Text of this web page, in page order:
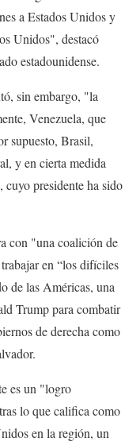
a Estados Unidos y
Unidos", destacó
estadounidense.
sin embargo, "la
Venezuela, que
supuesto, Brasil,
y en cierta medida
presidente ha sido
con "una coalición de
en “los difíciles
de las Américas, una
Trump para combatir
de derecha como
es un "logro
lo que califica como
en la región, un